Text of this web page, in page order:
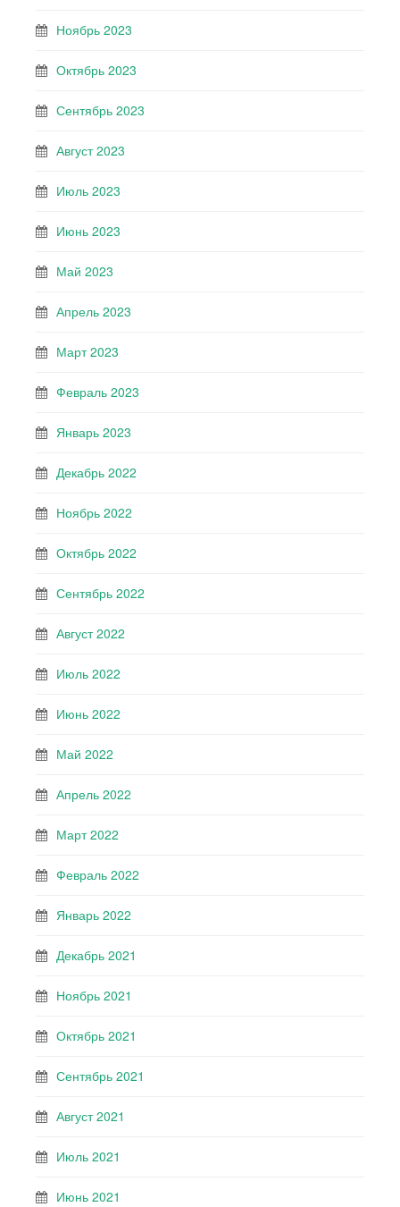
Ноябрь 2023
Октябрь 2023
Сентябрь 2023
Август 2023
Июль 2023
Июнь 2023
Май 2023
Апрель 2023
Март 2023
Февраль 2023
Январь 2023
Декабрь 2022
Ноябрь 2022
Октябрь 2022
Сентябрь 2022
Август 2022
Июль 2022
Июнь 2022
Май 2022
Апрель 2022
Март 2022
Февраль 2022
Январь 2022
Декабрь 2021
Ноябрь 2021
Октябрь 2021
Сентябрь 2021
Август 2021
Июль 2021
Июнь 2021